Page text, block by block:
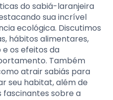
do sabiá-laranjeira
sua incrível
ecológica. Discutimos
hábitos alimentares,
os efeitos da
Também
atrair sabiás para
seu habitat, além de
sobre a